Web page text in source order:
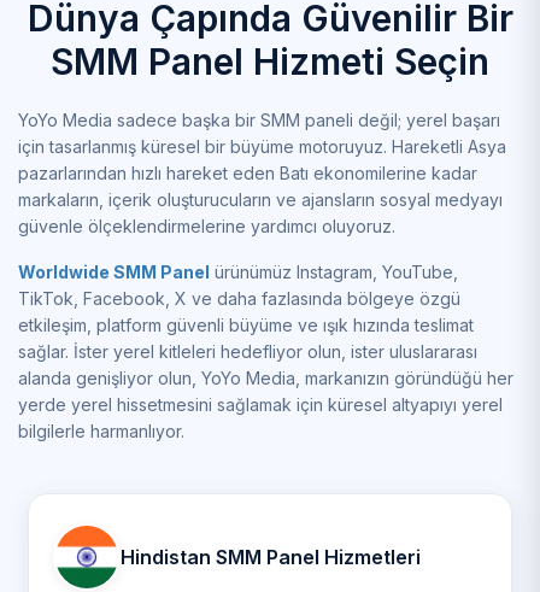
Dünya Çapında Güvenilir Bir
SMM Panel Hizmeti Seçin
YoYo Media sadece başka bir SMM paneli değil; yerel başarı
için tasarlanmış küresel bir büyüme motoruyuz. Hareketli Asya
pazarlarından hızlı hareket eden Batı ekonomilerine kadar
markaların, içerik oluşturucuların ve ajansların sosyal medyayı
güvenle ölçeklendirmelerine yardımcı oluyoruz.
Worldwide SMM Panel ürünümüz Instagram, YouTube,
TikTok, Facebook, X ve daha fazlasında bölgeye özgü
etkileşim, platform güvenli büyüme ve ışık hızında teslimat
sağlar. İster yerel kitleleri hedefliyor olun, ister uluslararası
alanda genişliyor olun, YoYo Media, markanızın göründüğü her
yerde yerel hissetmesini sağlamak için küresel altyapıyı yerel
bilgilerle harmanlıyor.
Hindistan SMM Panel Hizmetleri